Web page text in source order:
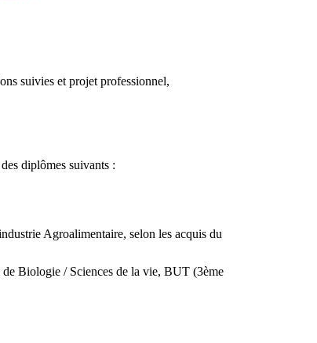
suivies et projet professionnel,
diplômes suivants :
Agroalimentaire, selon les acquis du
Biologie / Sciences de la vie, BUT (3ème